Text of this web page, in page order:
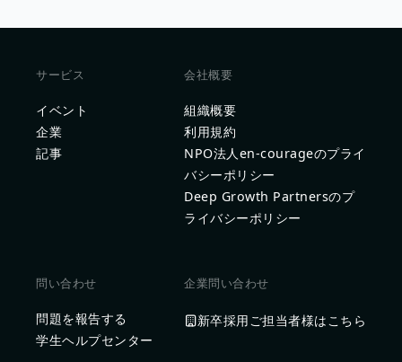
サービス
イベント
企業
記事
会社概要
組織概要
利用規約
NPO法人en-courageのプライ
バシーポリシー
Deep Growth Partnersのプ
ライバシーポリシー
問い合わせ
問題を報告する
学生ヘルプセンター
企業問い合わせ
新卒採用ご担当者様はこちら